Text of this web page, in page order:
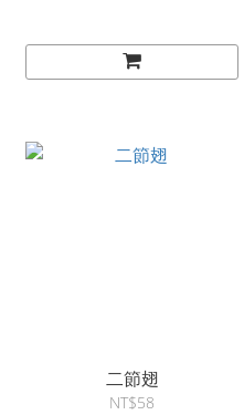
二節翅
NT$58